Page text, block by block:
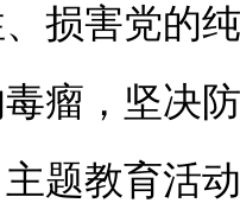
损害党的
瘤，坚决
题教育活